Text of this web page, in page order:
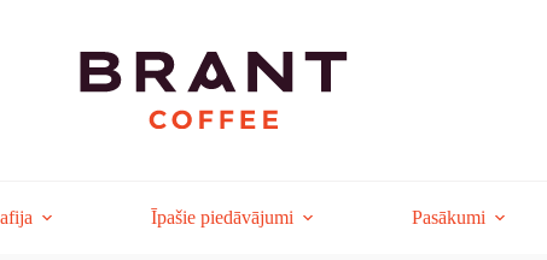
Īpašie piedāvājumi Pasākumi